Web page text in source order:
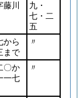
川
九・
七・二
五
から
まで
〃
〇か
一七
〃